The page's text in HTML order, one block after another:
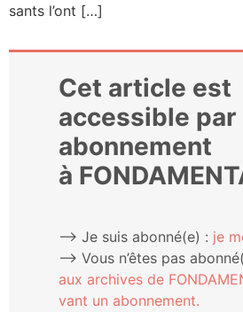
sants l’ont […]
Cet article est
accessible par
abonnement
à
⟶ Je suis abonné(e) : je
⟶ Vous n’êtes pas
aux archives de
vant un abonnement.